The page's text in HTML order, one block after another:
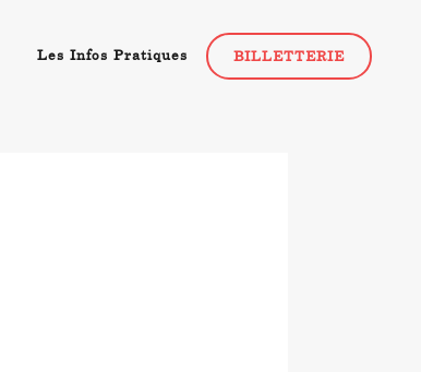
Les Infos Pratiques BILLETTERIE